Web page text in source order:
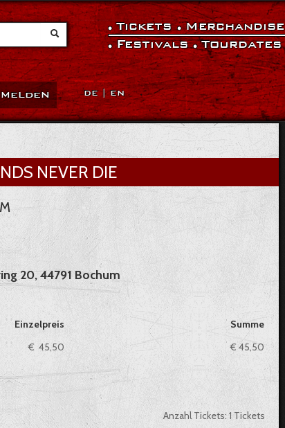
DE|EN
Tickets Merchandise
Festivals
Tourdates
NEVER DIE
20, 44791 Bochum
Einzelpreis
Summe
€ 45,50 € 45,50
Anzahl Tickets: 1 Tickets